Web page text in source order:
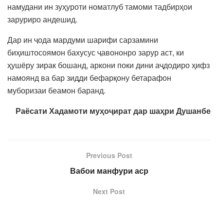
намудани ин зуҳуроти номатлуб тамоми тадбирҳои
заруриро андешид.
Дар ин ҷода мардуми шарифи сарзамини
биҳиштосоямон бахусус ҷавононро зарур аст, ки
ҳушёру зирак бошанд, аркони поки дини аҷдодиро ҳифз
намоянд ва бар зидди бефарқону бетарафон
муборизаи беамон баранд.
Раёсати Хадамоти муҳоҷират дар шаҳри Душанбе
Previous Post
Вабои манфури аср
Next Post